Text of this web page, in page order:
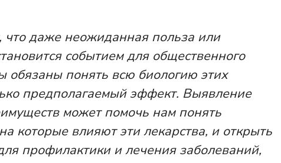
что даже неожиданная польза или
событием для общественного
обязаны понять всю биологию этих
предполагаемый эффект. Выявление
может помочь нам понять
которые влияют эти лекарства, и открыть
профилактики и лечения заболеваний,